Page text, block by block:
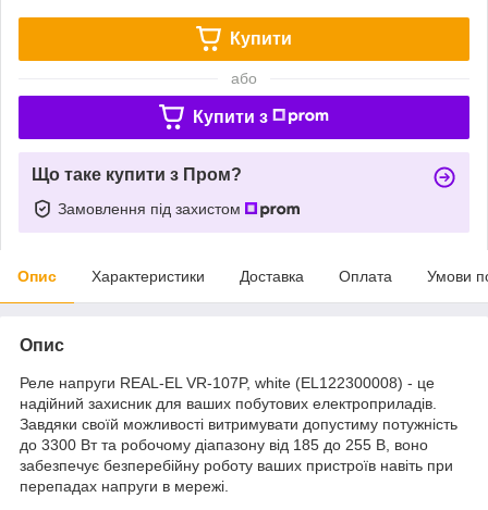
Купити
або
Купити з
Що таке купити з Пром?
Замовлення під захистом
Опис Характеристики Доставка Оплата Умови
Опис
Реле напруги REAL-EL VR-107P, white (EL122300008) - це
надійний захисник для ваших побутових електроприладів.
Завдяки своїй можливості витримувати допустиму потужність
до 3300 Вт та робочому діапазону від 185 до 255 В, воно
забезпечує безперебійну роботу ваших пристроїв навіть при
перепадах напруги в мережі.